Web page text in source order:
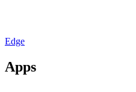
Edge
Apps